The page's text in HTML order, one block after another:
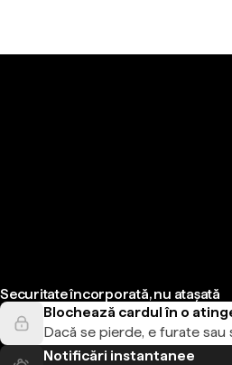
Securitate încorporată, nu atașată
Blochează cardul în o
Dacă se pierde, e furate
Notificări instantanee